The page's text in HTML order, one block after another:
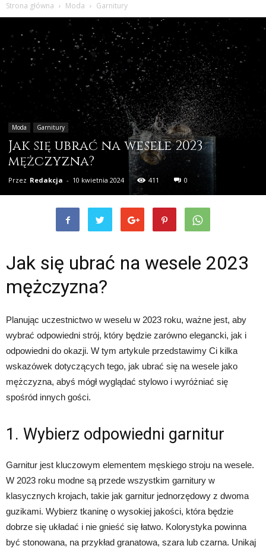
Strona główna Moda Garnitury
Moda Garnitury
Jak się ubrać na wesele 2023
mężczyzna?
Przez Redakcja - 10 kwietnia 2024 411 0
Jak się ubrać na wesele 2023
mężczyzna?
Planując uczestnictwo w weselu w 2023 roku, ważne jest, aby
wybrać odpowiedni strój, który będzie zarówno elegancki, jak i
odpowiedni do okazji. W tym artykule przedstawimy Ci kilka
wskazówek dotyczących tego, jak ubrać się na wesele jako
mężczyzna, abyś mógł wyglądać stylowo i wyróżniać się
spośród innych gości.
1. Wybierz odpowiedni garnitur
Garnitur jest kluczowym elementem męskiego stroju na wesele.
W 2023 roku modne są przede wszystkim garnitury w
klasycznych krojach, takie jak garnitur jednorzędowy z dwoma
guzikami. Wybierz tkaninę o wysokiej jakości, która będzie
dobrze się układać i nie gnieść się łatwo. Kolorystyka powinna
być stonowana, na przykład granatowa, szara lub czarna. Unikaj